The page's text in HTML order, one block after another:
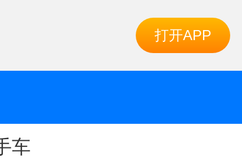
打开APP
车